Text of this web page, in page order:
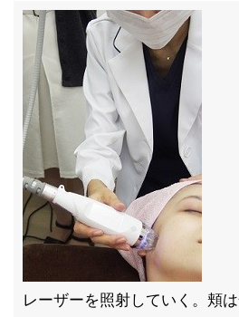
レーザーを照射していく。頬は